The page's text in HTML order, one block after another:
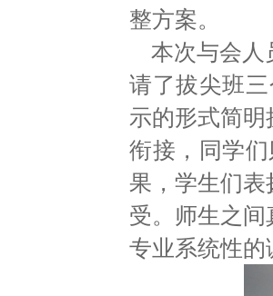
整方案。
本次与会人
请了拔尖班
示的形式简
衔接， 同学
果，学生们
受。师生之
专业系统性的